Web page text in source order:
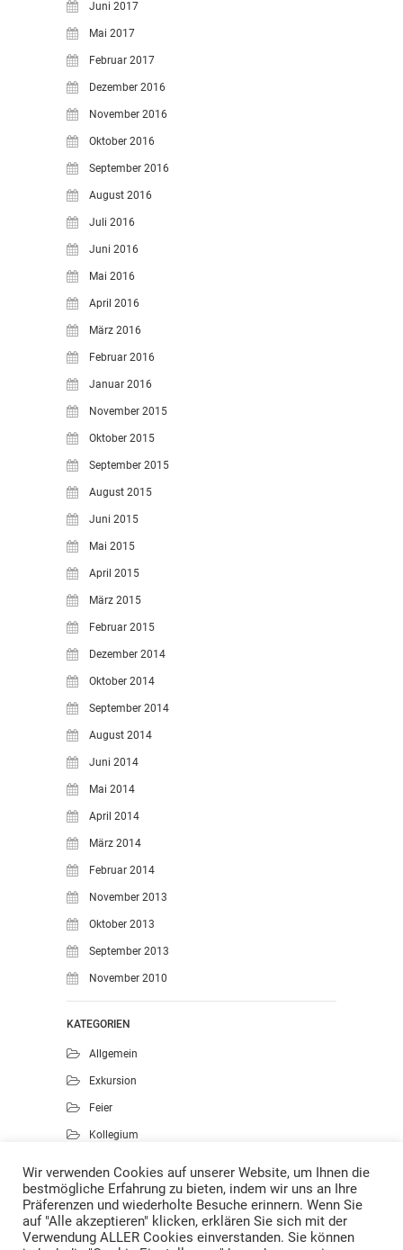
Juni 2017
Mai 2017
Februar 2017
Dezember 2016
November 2016
Oktober 2016
September 2016
August 2016
Juli 2016
Juni 2016
Mai 2016
April 2016
März 2016
Februar 2016
Januar 2016
November 2015
Oktober 2015
September 2015
August 2015
Juni 2015
Mai 2015
April 2015
März 2015
Februar 2015
Dezember 2014
Oktober 2014
September 2014
August 2014
Juni 2014
Mai 2014
April 2014
März 2014
Februar 2014
November 2013
Oktober 2013
September 2013
November 2010
KATEGORIEN
Allgemein
Exkursion
Feier
Kollegium
Musik
Projekte
Sport
Wir verwenden Cookies auf unserer Website, um Ihnen die
bestmögliche Erfahrung zu bieten, indem wir uns an Ihre
Präferenzen und wiederholte Besuche erinnern. Wenn Sie
auf "Alle akzeptieren" klicken, erklären Sie sich mit der
Verwendung ALLER Cookies einverstanden. Sie können